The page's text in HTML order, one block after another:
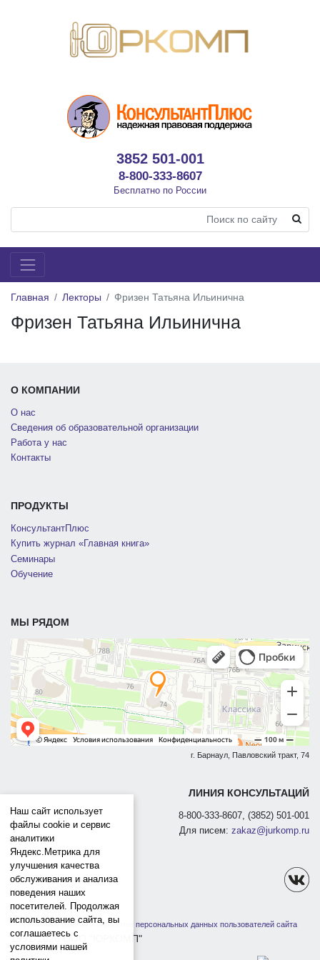
3852 501-001
8-800-333-8607
Бесплатно по России
Главная Лекторы Фризен Татьяна Ильинична
Фризен Татьяна Ильинична
О КОМПАНИИ
О нас
Сведения об образовательной организации
Работа у нас
Контакты
ПРОДУКТЫ
КонсультантПлюс
Купить журнал «Главная книга»
Семинары
Обучение
МЫ РЯДОМ
г. Барнаул, Павловский тракт, 74
ЛИНИЯ КОНСУЛЬТАЦИЙ
8-800-333-8607, (3852) 501-001
Для писем: zakaz@jurkomp.ru
Политика защиты и обработки персональных данных пользователей сайта
1991-2026 ООО "ЮРКОМП"
Наш сайт использует
файлы cookie и сервис
аналитики
Яндекс.Метрика для
улучшения качества
обслуживания и анализа
поведения наших
посетителей. Продолжая
использование сайта, вы
соглашаетесь с
условиями нашей